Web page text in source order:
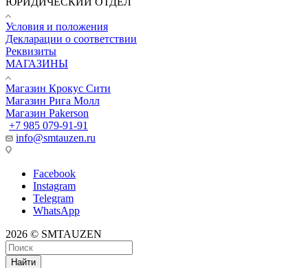
Условия и положения
Декларации о соответствии
Реквизиты
МАГАЗИНЫ
Магазин Крокус Сити
Магазин Рига Молл
Магазин Pakerson
+7 985 079-91-91
info@smtauzen.ru
Facebook
Instagram
Telegram
WhatsApp
2026 © SMTAUZEN
Найти